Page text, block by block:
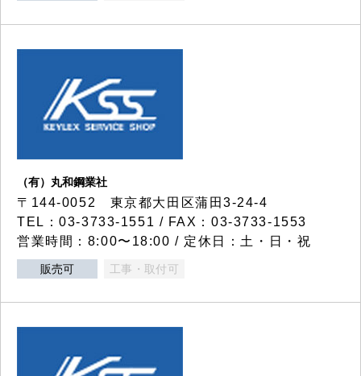
（有）丸和鋼業社
〒144-0052 東京都大田区蒲田3-24-4
TEL：03-3733-1551 / FAX：03-3733-1553
営業時間：8:00〜18:00 / 定休日：土・日・祝
販売可 工事・取付可